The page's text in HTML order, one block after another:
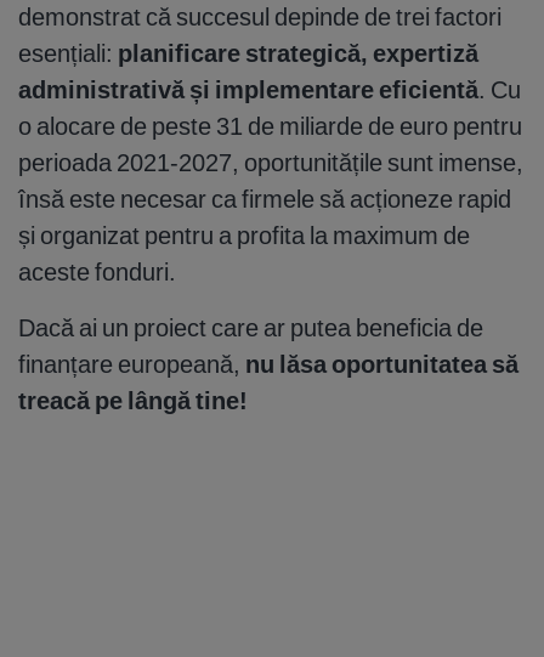
demonstrat că succesul depinde de trei factori
esențiali: planificare strategică, expertiză
administrativă și implementare eficientă. Cu
o alocare de peste 31 de miliarde de euro pentru
perioada 2021-2027, oportunitățile sunt imense,
însă este necesar ca firmele să acționeze rapid
și organizat pentru a profita la maximum de
aceste fonduri.
Dacă ai un proiect care ar putea beneficia de
finanțare europeană, nu lăsa oportunitatea să
treacă pe lângă tine!